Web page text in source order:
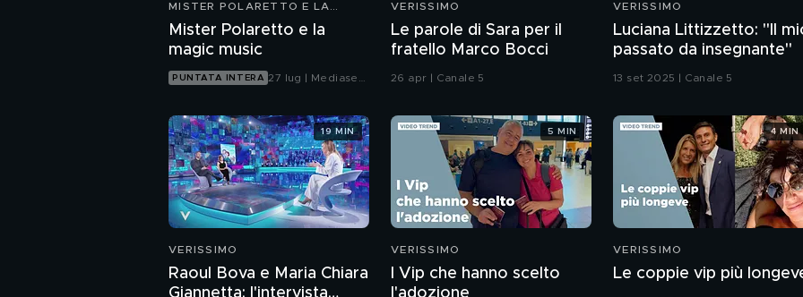
MISTER POLARETTO E LA
Mister Polaretto e la
magic music
PUNTATA INTERA 27 lug | Mediaset
VERISSIMO
Le parole di Sara per il
fratello Marco Bocci
26 apr | Canale 5
VERISSIMO
Luciana Littizzetto: "Il
passato da insegnante"
13 set 2025 | Canale 5
VERISSIMO
Raoul Bova e Maria Chiara
Giannetta: l'intervista
19 MIN
VERISSIMO
I Vip che hanno scelto
l'adozione
5 MIN
VERISSIMO
Le coppie vip più
4 MIN